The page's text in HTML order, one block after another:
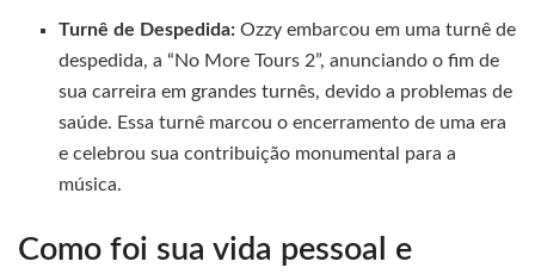
Turnê de Despedida: Ozzy embarcou em uma turnê de
despedida, a “No More Tours 2”, anunciando o fim de
sua carreira em grandes turnês, devido a problemas de
saúde. Essa turnê marcou o encerramento de uma era
e celebrou sua contribuição monumental para a
música.
Como foi sua vida pessoal e